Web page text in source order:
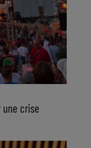
une crise